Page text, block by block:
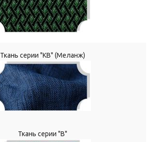
Ткань серии "КВ" (Меланж)
Ткань серии "В"